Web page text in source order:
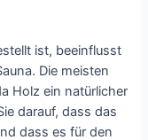
ist, beeinflusst
Die meisten
Holz ein natürlicher
darauf, dass das
dass es für den